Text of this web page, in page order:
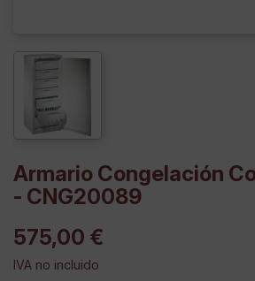
Armario Congelación
- CNG20089
575,00 €
IVA no incluido